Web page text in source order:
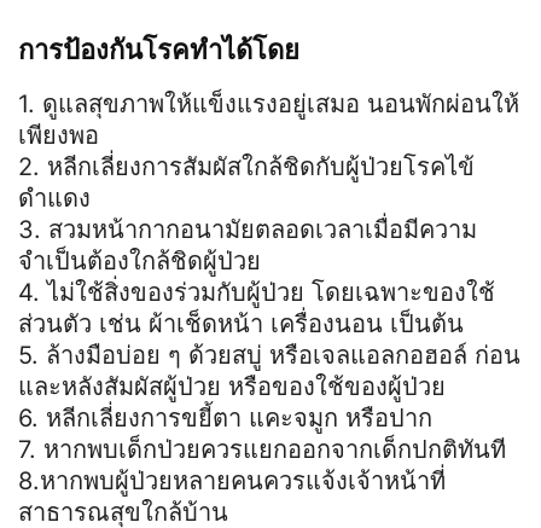
การป้องกันโรคทำได้โดย
1. ดูแลสุขภาพให้แข็งแรงอยู่เสมอ นอนพักผ่อนให้
เพียงพอ
2. หลีกเลี่ยงการสัมผัสใกล้ชิดกับผู้ป่วยโรคไข้
ดำแดง
3. สวมหน้ากากอนามัยตลอดเวลาเมื่อมีความ
จำเป็นต้องใกล้ชิดผู้ป่วย
4. ไม่ใช้สิ่งของร่วมกับผู้ป่วย โดยเฉพาะของใช้
ส่วนตัว เช่น ผ้าเช็ดหน้า เครื่องนอน เป็นต้น
5. ล้างมือบ่อย ๆ ด้วยสบู่ หรือเจลแอลกอฮอล์ ก่อน
และหลังสัมผัสผู้ป่วย หรือของใช้ของผู้ป่วย
6. หลีกเลี่ยงการขยี้ตา แคะจมูก หรือปาก
7. หากพบเด็กป่วยควรแยกออกจากเด็กปกติทันที
8.หากพบผู้ป่วยหลายคนควรแจ้งเจ้าหน้าที่
สาธารณสุขใกล้บ้าน